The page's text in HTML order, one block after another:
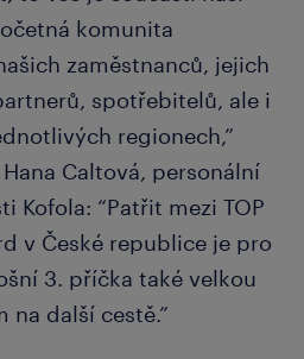
komunita
zaměstnanců, jejich
spotřebitelů, ale i
regionech,”
Caltová, personální
Kofola: “Patřit mezi TOP
v České republice je pro
3. příčka také velkou
na další cestě.”